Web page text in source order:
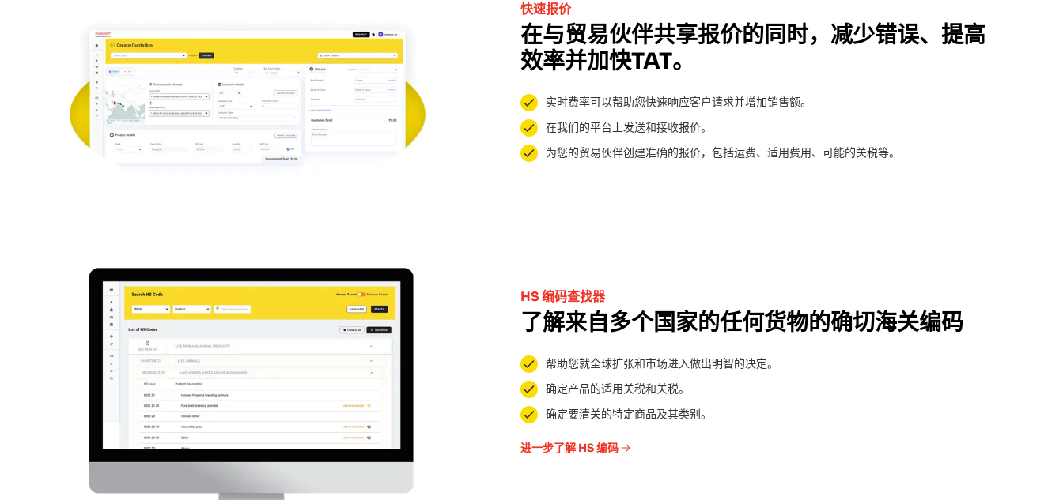
快速报价
在与贸易伙伴共享报价的同时，减少错误、提高
效率并加快TAT。
实时费率可以帮助您快速响应客户请求并增加销售额。
在我们的平台上发送和接收报价。
为您的贸易伙伴创建准确的报价，包括运费、适用费用、可能的关税等。
HS 编码查找器
了解来自多个国家的任何货物的确切海关编码
帮助您就全球扩张和市场进入做出明智的决定。
确定产品的适用关税和关税。
确定要清关的特定商品及其类别。
进一步了解 HS 编码